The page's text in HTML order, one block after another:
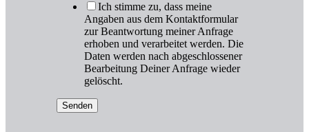
Ich stimme zu, dass meine
Angaben aus dem Kontaktformular
zur Beantwortung meiner Anfrage
erhoben und verarbeitet werden. Die
Daten werden nach abgeschlossener
Bearbeitung Deiner Anfrage wieder
gelöscht.
Senden